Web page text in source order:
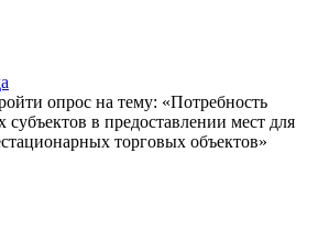
опрос на тему: «Потребность
субъектов в предоставлении мест для
торговых объектов»